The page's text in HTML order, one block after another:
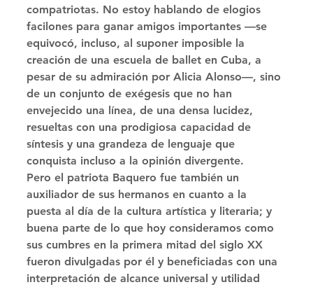
compatriotas. No estoy hablando de elogios
facilones para ganar amigos importantes —se
equivocó, incluso, al suponer imposible la
creación de una escuela de ballet en Cuba, a
pesar de su admiración por Alicia Alonso—, sino
de un conjunto de exégesis que no han
envejecido una línea, de una densa lucidez,
resueltas con una prodigiosa capacidad de
síntesis y una grandeza de lenguaje que
conquista incluso a la opinión divergente.
Pero el patriota Baquero fue también un
auxiliador de sus hermanos en cuanto a la
puesta al día de la cultura artística y literaria; y
buena parte de lo que hoy consideramos como
sus cumbres en la primera mitad del siglo XX
fueron divulgadas por él y beneficiadas con una
interpretación de alcance universal y utilidad